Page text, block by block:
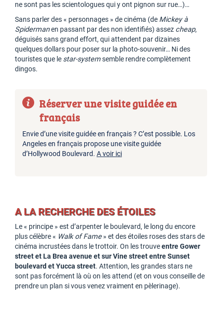
ne sont pas les scientologues qui y ont pignon sur rue…)…
Sans parler des « personnages » de cinéma (de Mickey à
Spidermanen passant par des non identifiés) assez cheap,
déguisés sans grand effort, qui attendent par dizaines
quelques dollars pour poser sur la photo-souvenir… Ni des
touristes que le star-systemsemble rendre complètement
dingos.
Réserver une visite guidée en
français
Envie d’une visite guidée en français ? C’est possible. Los
Angeles en français propose une visite guidée
d’Hollywood Boulevard. A voir ici
A LA RECHERCHE DES ÉTOILES
Le « principe » est d’arpenter le boulevard, le long du encore
plus célèbre « Walk of Fame» et des étoiles roses des stars de
cinéma incrustées dans le trottoir. On les trouveentre Gower
street et La Brea avenue et sur Vine street entre Sunset
boulevard et Yucca street. Attention, les grandes stars ne
sont pas forcément là où on les attend (et on vous conseille de
prendre un plan si vous venez vraiment en pèlerinage).